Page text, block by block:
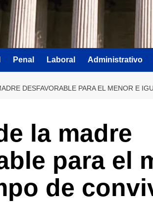
Penal Laboral Administrativo
DESFAVORABLE PARA EL MENOR E
la madre
para el
de